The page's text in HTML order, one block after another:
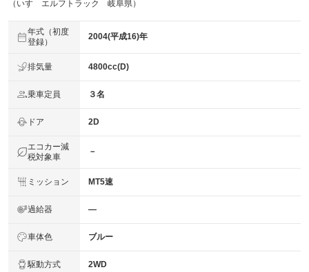
（いすゞエルフトラック 岐阜県）
年式（初度
登録）
2004(平成16)年
排気量 4800cc(D)
乗車定員 ３名
ドア 2D
エコカー減
税対象車
－
ミッション MT5速
過給器 ―
車体色 ブルー
駆動方式 2WD